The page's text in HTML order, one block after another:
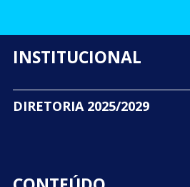
INSTITUCIONAL
DIRETORIA 2025/2029